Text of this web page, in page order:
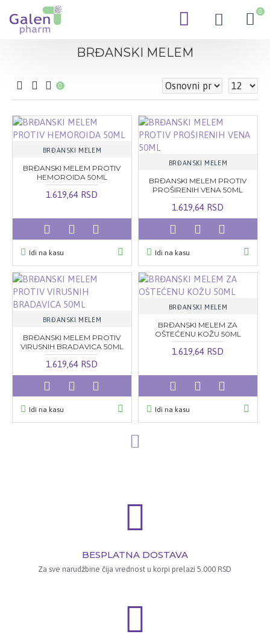
0
BRĐANSKI MELEM
0
BRĐANSKI MELEM
BRĐANSKI MELEM PROTIV
HEMOROIDA 50ML
1.619,64 RSD
Idi na kasu
BRĐANSKI MELEM
BRĐANSKI MELEM PROTIV
PROŠIRENIH VENA 50ML
1.619,64 RSD
Idi na kasu
BRĐANSKI MELEM
BRĐANSKI MELEM PROTIV
VIRUSNIH BRADAVICA 50ML
1.619,64 RSD
Idi na kasu
BRĐANSKI MELEM
BRĐANSKI MELEM ZA
OŠTEĆENU KOŽU 50ML
1.619,64 RSD
Idi na kasu
BESPLATNA DOSTAVA
Za sve narudžbine čija vrednost u korpi prelazi 5.000 RSD